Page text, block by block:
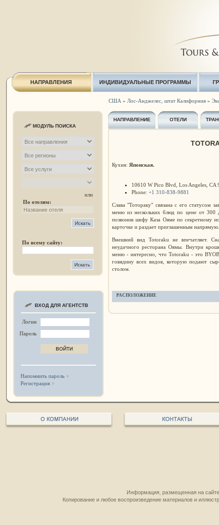
НАПРАВЛЕНИЯ ИНДИВИДУАЛЬНЫЕ ПРОГРАММЫ
МОДУЛЬ ПОИСКА
или
По отелям:
По всему сайту:
ВХОД ДЛЯ АГЕНТСТВ
Логин
Пароль
Напомнить пароль
Регистрация
США » Лос-Анджелес, штат Калифорния»
НАПРАВЛЕНИЕ ОТЕЛИ
Кухня: Японская.
10610 W Pico Blvd, Los Angeles, CA
Phone: +1 310-838-9881
Слава "Тотораку" связана с его статусом
меню из нескольких блюд по цене от 300
позвонив шефу Каза Ояме по секретному
карточке и раздает приглашенным напрямую.
Внешний вид Totoraku не впечатляет.
неудачного ресторана Оямы. Внутри
меню - интересно, что Totoraku - это
говядину всех видов, которую подают
столом.
РАСПОЛОЖЕНИЕ
Информация, размещенная на
Копирование и любое воспроизведение материалов и